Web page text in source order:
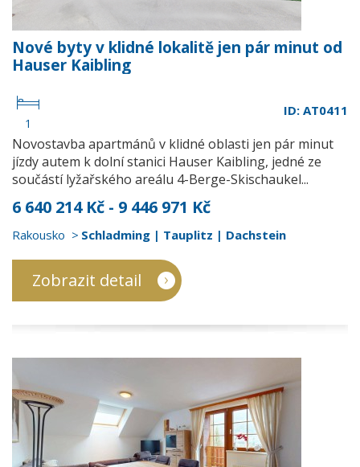
Nové byty v klidné lokalitě jen pár minut od
Hauser Kaibling
1
ID: AT0411
Novostavba apartmánů v klidné oblasti jen pár minut
jízdy autem k dolní stanici Hauser Kaibling, jedné ze
součástí lyžařského areálu 4-Berge-Skischaukel...
6 640 214 Kč - 9 446 971 Kč
Rakousko Schladming | Tauplitz | Dachstein
Zobrazit detail